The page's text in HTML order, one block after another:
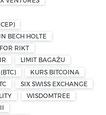
BECH HOLTE
RIKT
LIMIT BAGAŻU
KURS BITCOINA
SIX SWISS EXCHANGE
WISDOMTREE